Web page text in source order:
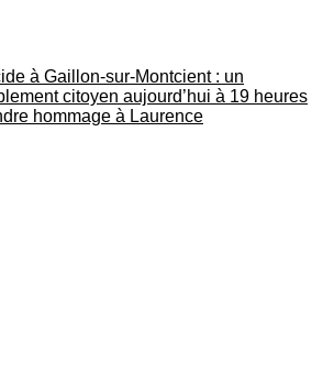
à Gaillon‑sur‑Montcient : un
citoyen aujourd’hui à 19 heures
hommage à Laurence